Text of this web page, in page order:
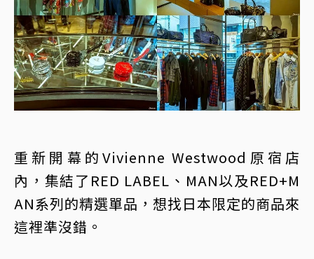
重新開幕的Vivienne Westwood原宿店
內，集結了RED LABEL、MAN以及RED+M
AN系列的精選單品，想找日本限定的商品來
這裡準沒錯。